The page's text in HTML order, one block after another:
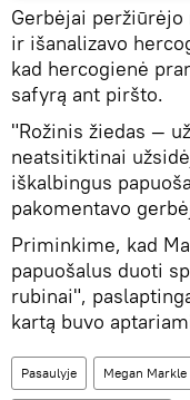
Gerbėjai peržiūrėjo
ir išanalizavo
kad hercogienė
safyrą ant piršto.
"Rožinis žiedas —
neatsitiktinai
iškalbingus
pakomentavo
Priminkime, kad
papuošalus duoti
rubinai",
kartą buvo
Pasaulyje Megan Markle